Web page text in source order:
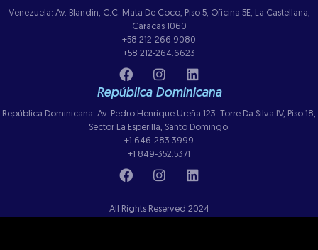
Venezuela: Av. Blandin, C.C. Mata De Coco, Piso 5, Oficina 5E, La Castellana,
Caracas 1060
+58 212-266.9080
+58 212-264.6623
República Dominicana
República Dominicana: Av. Pedro Henrique Ureña 123. Torre Da Silva IV, Piso 18,
Sector La Esperilla, Santo Domingo.
+1 646-283.3999
+1 849-352.5371
All Rights Reserved 2024